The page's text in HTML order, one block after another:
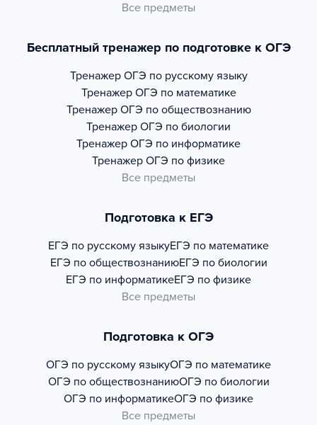
Все предметы
Бесплатный тренажер по подготовке к ОГЭ
Тренажер ОГЭ по русскому языку
Тренажер ОГЭ по математике
Тренажер ОГЭ по обществознанию
Тренажер ОГЭ по биологии
Тренажер ОГЭ по информатике
Тренажер ОГЭ по физике
Все предметы
Подготовка к ЕГЭ
ЕГЭ по русскому языкуЕГЭ по математике
ЕГЭ по обществознаниюЕГЭ по биологии
ЕГЭ по информатикеЕГЭ по физике
Все предметы
Подготовка к ОГЭ
ОГЭ по русскому языкуОГЭ по математике
ОГЭ по обществознаниюОГЭ по биологии
ОГЭ по информатикеОГЭ по физике
Все предметы